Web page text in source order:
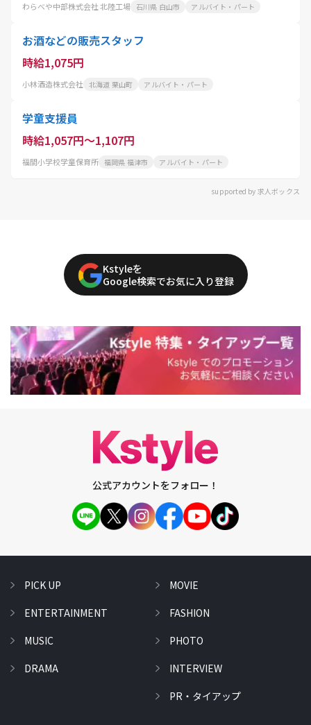
わらべや中部株式会社 北陸工場 石川県 白山市 アルバイト・パート
お酒などの販売スタッフ
時給1,075円
小林酒造株式会社 北海道 栗山町 アルバイト・パート
学童支援員
時給1,057円～1,107円
福間小学校学童保育所 福岡県 福津市 アルバイト・パート
supported by 求人ボックス
Kstyleを
Google検索でお気に入り登録
公式アカウントをフォロー！
PICK UP
ENTERTAINMENT
MUSIC
DRAMA
MOVIE
FASHION
PHOTO
INTERVIEW
PR・タイアップ